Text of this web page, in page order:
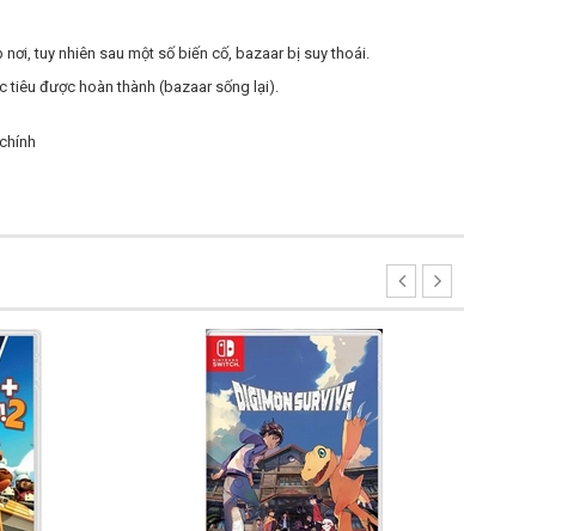
tuy nhiên sau một số biến cố, bazaar bị suy thoái.
tiêu được hoàn thành (bazaar sống lại).